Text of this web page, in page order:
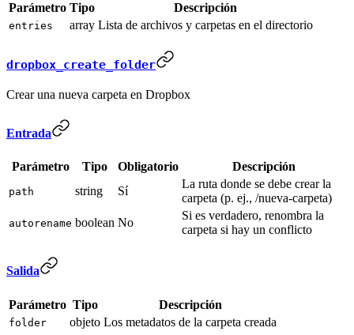
Parámetro Tipo Descripción
entries array Lista de archivos y carpetas en el directorio
dropbox_create_folder
Crear una nueva carpeta en Dropbox
Entrada
Parámetro Tipo Obligatorio Descripción
path string Sí
La ruta donde se debe crear la
carpeta (p. ej., /nueva-carpeta)
autorename boolean No
Si es verdadero, renombra la
carpeta si hay un conflicto
Salida
Parámetro Tipo Descripción
folder objeto Los metadatos de la carpeta creada